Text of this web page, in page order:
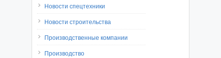
Новости спецтехники
Новости строительства
Производственные компании
Производство